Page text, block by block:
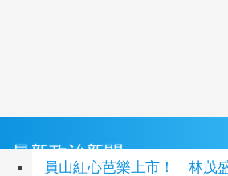
最新政治新聞
員山紅心芭樂上市！ 林茂